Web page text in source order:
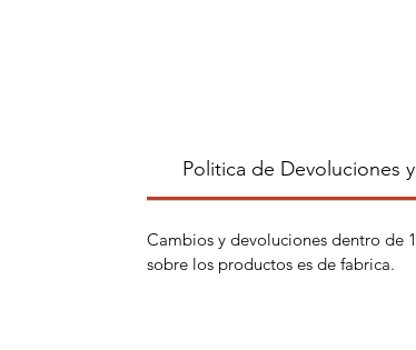
Politica de Devoluciones
Cambios y devoluciones dentro de
sobre los productos es de fabrica.